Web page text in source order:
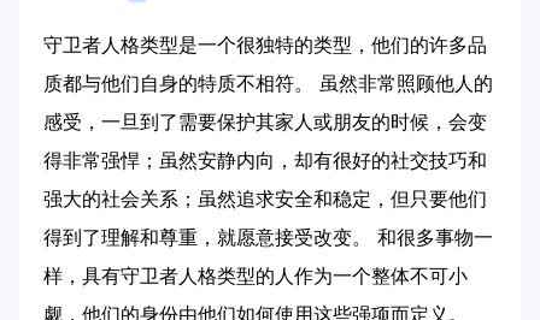
守卫者人格类型是一个很独特的类型，他们的许多品
质都与他们自身的特质不相符。 虽然非常照顾他人的
感受，一旦到了需要保护其家人或朋友的时候，会变
得非常强悍；虽然安静内向，却有很好的社交技巧和
强大的社会关系；虽然追求安全和稳定，但只要他们
得到了理解和尊重，就愿意接受改变。 和很多事物一
样，具有守卫者人格类型的人作为一个整体不可小
觑，他们的身份由他们如何使用这些强项而定义。